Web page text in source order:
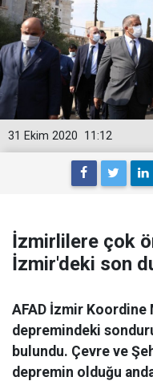
11:12
31 Ekim 2020
İzmirlilere çok
İzmir'deki son
AFAD İzmir
depremindeki
bulundu. Çevre ve
depremin olduğu